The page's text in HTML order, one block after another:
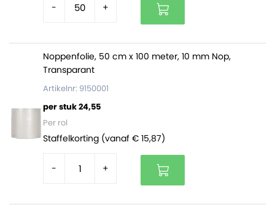
- +
Noppenfolie, 50 cm x 100 meter, 10 mm Nop,
Transparant
Artikelnr: 9150001
per stuk 24,55
Per rol
Staffelkorting (vanaf € 15,87)
- +